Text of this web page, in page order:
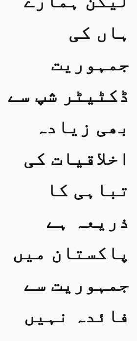
ہاں کی
جمہوریت
ڈکٹیٹر شپ سے
بھی زیادہ
اخلاقیات کی
تباہی کا
ذریعہ ہے
پاکستان میں
جمہوریت سے
فائدہ نہیں